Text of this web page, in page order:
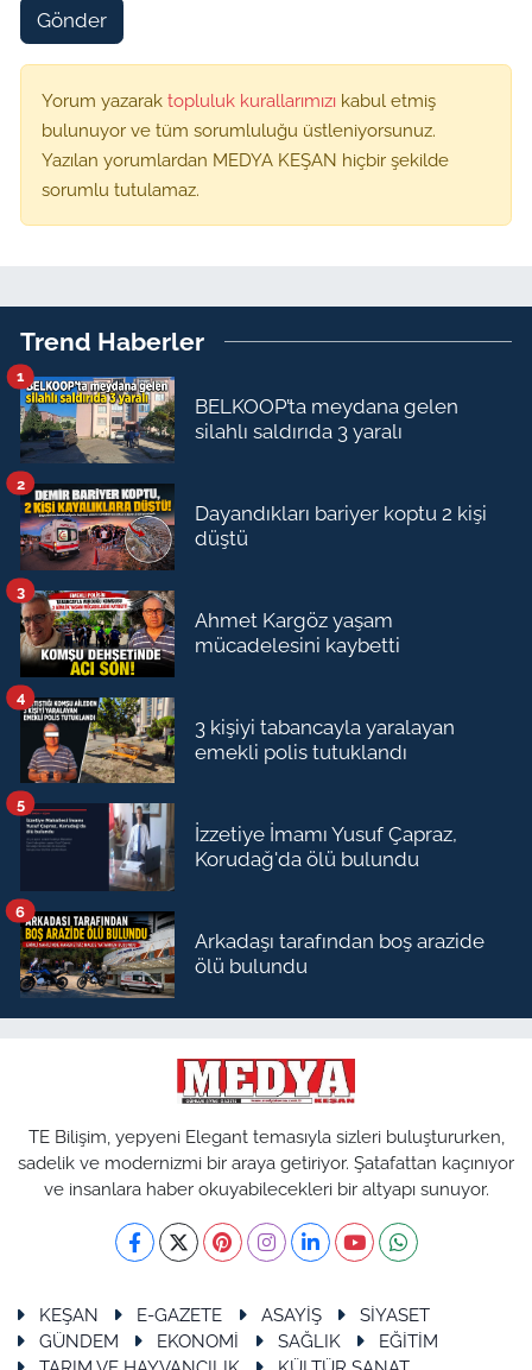
Gönder
Yorum yazarak topluluk kurallarımızı kabul etmiş
bulunuyor ve tüm sorumluluğu üstleniyorsunuz.
Yazılan yorumlardan MEDYA KEŞAN hiçbir şekilde
sorumlu tutulamaz.
Trend Haberler
BELKOOP’ta meydana gelen
silahlı saldırıda 3 yaralı
1
Dayandıkları bariyer koptu 2 kişi
düştü
2
Ahmet Kargöz yaşam
mücadelesini kaybetti
3
3 kişiyi tabancayla yaralayan
emekli polis tutuklandı
4
İzzetiye İmamı Yusuf Çapraz,
Korudağ'da ölü bulundu
5
Arkadaşı tarafından boş arazide
ölü bulundu
6
TE Bilişim, yepyeni Elegant temasıyla sizleri buluştururken,
sadelik ve modernizmi bir araya getiriyor. Şatafattan kaçınıyor
ve insanlara haber okuyabilecekleri bir altyapı sunuyor.
KEŞAN E-GAZETE ASAYİŞ
SİYASET
GÜNDEM
EKONOMİ SAĞLIK
EĞİTİM